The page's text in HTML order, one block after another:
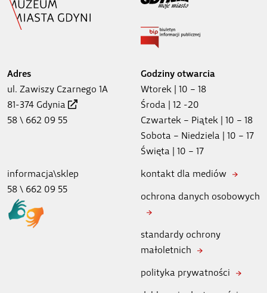
Adres
ul. Zawiszy Czarnego 1A
81-374 Gdynia
58 \ 662 09 55
Godziny otwarcia
Wtorek | 10 – 18
Środa | 12 -20
Czwartek – Piątek | 10 – 18
Sobota – Niedziela | 10 – 17
Święta | 10 – 17
informacja\sklep
58 \ 662 09 55
kontakt dla mediów
ochrona danych osobowych
standardy ochrony
małoletnich
polityka prywatności